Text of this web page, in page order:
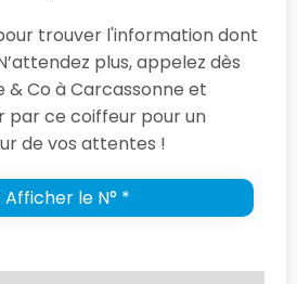
trouver l'information dont
plus, appelez dès
Co à Carcassonne et
par ce coiffeur pour un
de vos attentes !
le N° *